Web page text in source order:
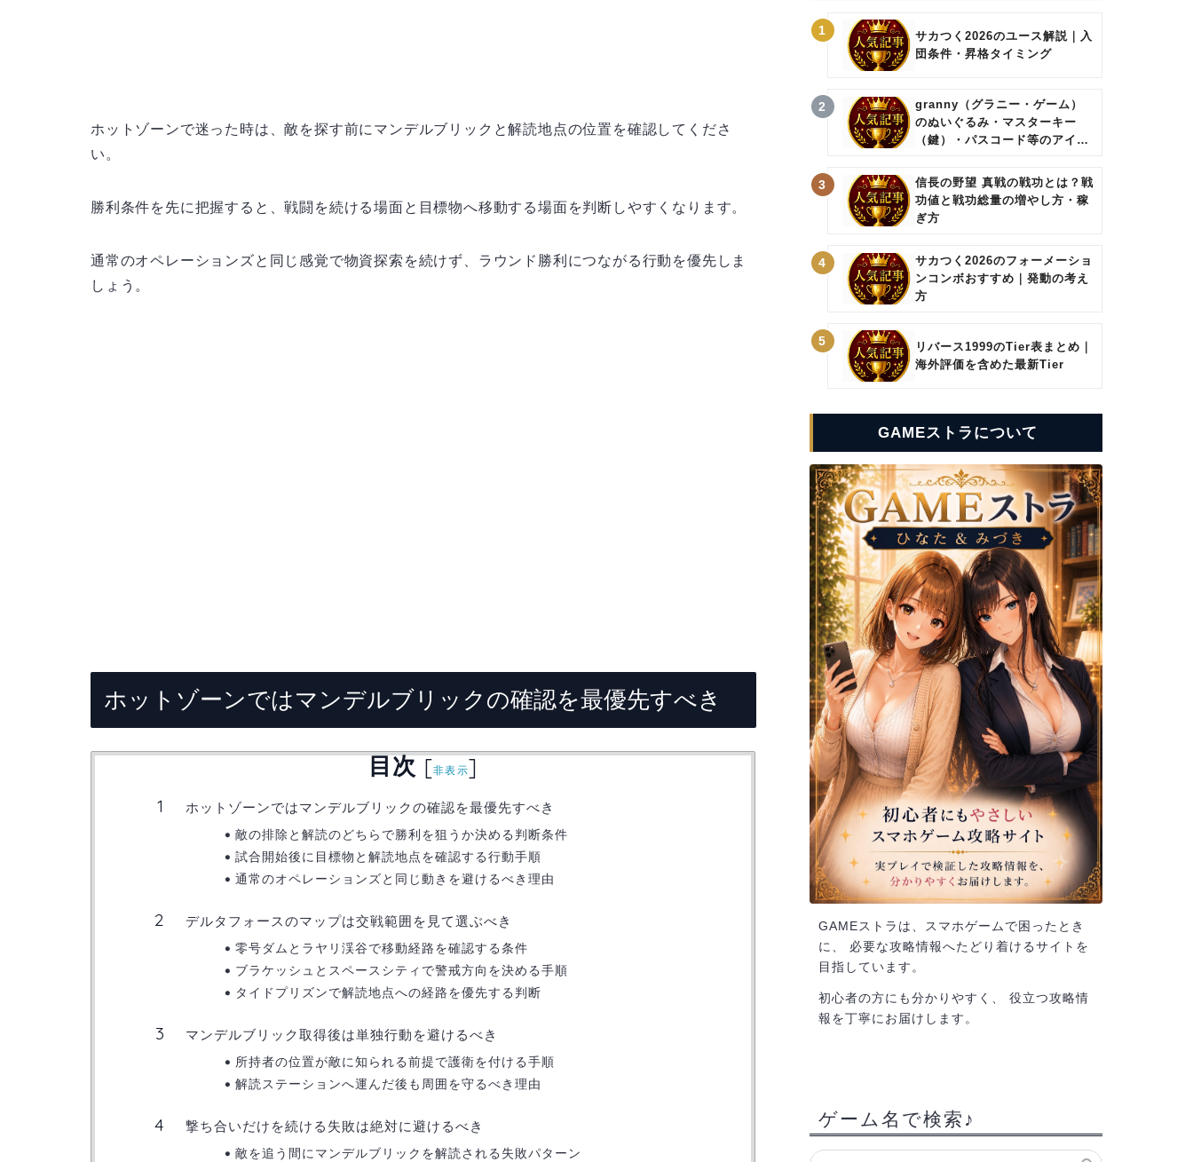
ホットゾーンで迷った時は、敵を探す前にマンデルブリックと解読地点の位置を確認してくださ
い。
勝利条件を先に把握すると、戦闘を続ける場面と目標物へ移動する場面を判断しやすくなります。
通常のオペレーションズと同じ感覚で物資探索を続けず、ラウンド勝利につながる行動を優先しま
しょう。
ホットゾーンではマンデルブリックの確認を最優先すべき
目次 [非表示]
ホットゾーンではマンデルブリックの確認を最優先すべき
敵の排除と解読のどちらで勝利を狙うか決める判断条件
試合開始後に目標物と解読地点を確認する行動手順
通常のオペレーションズと同じ動きを避けるべき理由
デルタフォースのマップは交戦範囲を見て選ぶべき
零号ダムとラヤリ渓谷で移動経路を確認する条件
ブラケッシュとスペースシティで警戒方向を決める手順
タイドプリズンで解読地点への経路を優先する判断
マンデルブリック取得後は単独行動を避けるべき
所持者の位置が敵に知られる前提で護衛を付ける手順
解読ステーションへ運んだ後も周囲を守るべき理由
撃ち合いだけを続ける失敗は絶対に避けるべき
敵を追う間にマンデルブリックを解読される失敗パターン
1
サカつく2026のユース解説｜入
団条件・昇格タイミング
2
granny（グラニー・ゲーム）
のぬいぐるみ・マスターキー
（鍵）・パスコード等のアイテ
3
信長の野望 真戦の戦功とは？戦
功値と戦功総量の増やし方・稼
ぎ方
4
サカつく2026のフォーメーショ
ンコンボおすすめ｜発動の考え
方
5
リバース1999のTier表まとめ｜
海外評価を含めた最新Tier
GAMEストラについて
GAMEストラは、スマホゲームで困ったとき
に、 必要な攻略情報へたどり着けるサイトを
目指しています。
初心者の方にも分かりやすく、 役立つ攻略情
報を丁寧にお届けします。
ゲーム名で検索♪